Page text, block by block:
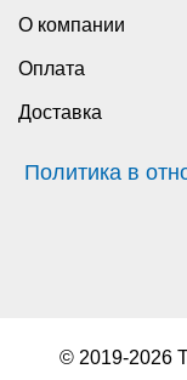
О компании
Оплата
Доставка
Политика в
© 2019-2026